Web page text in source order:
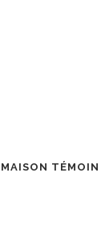
MAISON TÉMOIN